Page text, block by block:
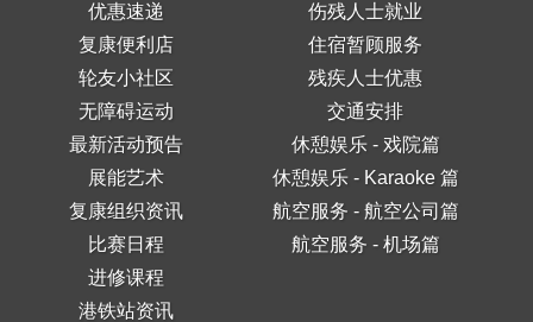
优惠速递
复康便利店
轮友小社区
无障碍运动
最新活动预告
展能艺术
复康组织资讯
比赛日程
进修课程
港铁站资讯
伤残人士就业
住宿暂顾服务
残疾人士优惠
交通安排
休憩娱乐 - 戏院篇
休憩娱乐 - Karaoke 篇
航空服务 - 航空公司篇
航空服务 - 机场篇